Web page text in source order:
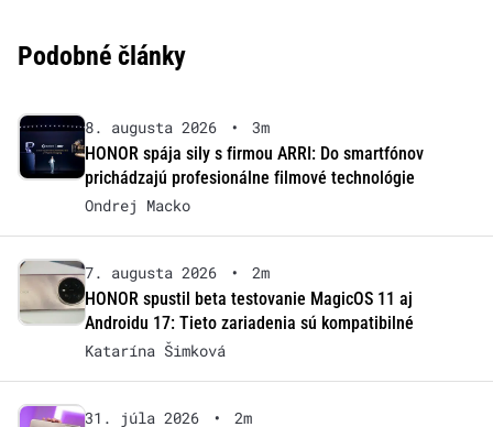
Podobné články
8. augusta 2026 •
3m
HONOR spája sily s firmou ARRI: Do smartfónov
prichádzajú profesionálne filmové technológie
Ondrej Macko
7. augusta 2026 •
2m
HONOR spustil beta testovanie MagicOS 11 aj
Androidu 17: Tieto zariadenia sú kompatibilné
Katarína Šimková
31. júla 2026 • 2m